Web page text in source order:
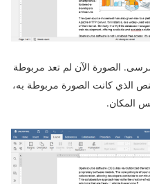
الصورة الآن لم تعد مربوطة
الذي كانت الصورة مربوطة به،
المكان.